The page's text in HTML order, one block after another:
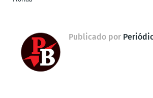
Publicado por